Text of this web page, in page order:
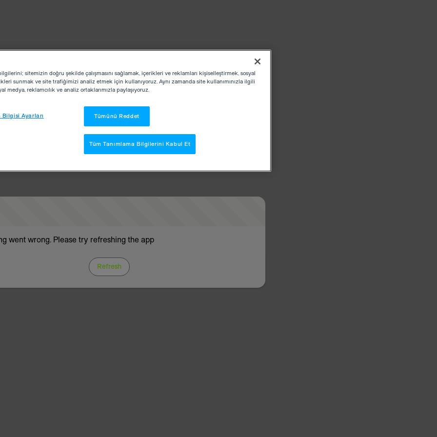
went wrong. Please try refreshing the app
Refresh
bilgilerini; sitemizin doğru şekilde çalışmasını sağlamak, içerikleri ve reklamları kişiselleştirmek, sosyal
sunmak ve site trafiğimizi analiz etmek için kullanıyoruz. Aynı zamanda site kullanımınızla ilgili
medya, reklamcılık ve analiz ortaklarımızla paylaşıyoruz.
Bilgisi Ayarları Tümünü Reddet
Tüm Tanımlama Bilgilerini Kabul Et